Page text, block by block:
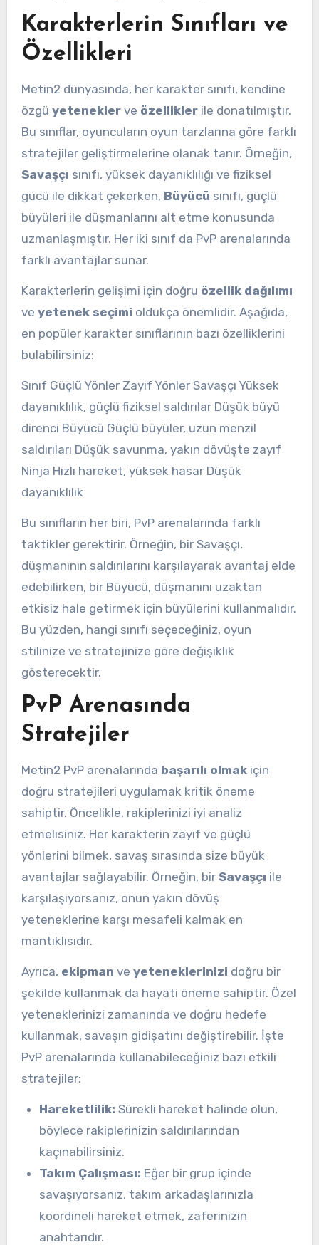
Karakterlerin Sınıfları ve
Özellikleri
Metin2 dünyasında, her karakter sınıfı, kendine
özgü yeteneklerve özelliklerile donatılmıştır.
Bu sınıflar, oyuncuların oyun tarzlarına göre farklı
stratejiler geliştirmelerine olanak tanır. Örneğin,
Savaşçı sınıfı, yüksek dayanıklılığı ve fiziksel
gücü ile dikkat çekerken, Büyücü sınıfı, güçlü
büyüleri ile düşmanlarını alt etme konusunda
uzmanlaşmıştır. Her iki sınıf da PvP arenalarında
farklı avantajlar sunar.
Karakterlerin gelişimi için doğru özellik dağılımı
ve yetenek seçimi oldukça önemlidir. Aşağıda,
en popüler karakter sınıflarının bazı özelliklerini
bulabilirsiniz:
Sınıf Güçlü Yönler Zayıf Yönler Savaşçı Yüksek
dayanıklılık, güçlü fiziksel saldırılar Düşük büyü
direnci Büyücü Güçlü büyüler, uzun menzil
saldırıları Düşük savunma, yakın dövüşte zayıf
Ninja Hızlı hareket, yüksek hasar Düşük
dayanıklılık
Bu sınıfların her biri, PvP arenalarında farklı
taktikler gerektirir. Örneğin, bir Savaşçı,
düşmanının saldırılarını karşılayarak avantaj elde
edebilirken, bir Büyücü, düşmanını uzaktan
etkisiz hale getirmek için büyülerini kullanmalıdır.
Bu yüzden, hangi sınıfı seçeceğiniz, oyun
stilinize ve stratejinize göre değişiklik
gösterecektir.
PvP Arenasında
Stratejiler
Metin2 PvP arenalarında başarılı olmakiçin
doğru stratejileri uygulamak kritik öneme
sahiptir. Öncelikle, rakiplerinizi iyi analiz
etmelisiniz. Her karakterin zayıf ve güçlü
yönlerini bilmek, savaş sırasında size büyük
avantajlar sağlayabilir. Örneğin, bir Savaşçı ile
karşılaşıyorsanız, onun yakın dövüş
yeteneklerine karşı mesafeli kalmak en
mantıklısıdır.
Ayrıca, ekipman ve yeteneklerinizi doğru bir
şekilde kullanmak da hayati öneme sahiptir. Özel
yeteneklerinizi zamanında ve doğru hedefe
kullanmak, savaşın gidişatını değiştirebilir. İşte
PvP arenalarında kullanabileceğiniz bazı etkili
stratejiler:
Hareketlilik: Sürekli hareket halinde olun,
böylece rakiplerinizin saldırılarından
kaçınabilirsiniz.
Takım Çalışması: Eğer bir grup içinde
savaşıyorsanız, takım arkadaşlarınızla
koordineli hareket etmek, zaferinizin
anahtarıdır.